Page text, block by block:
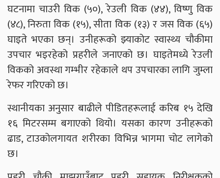
घटनामा चाउरी विक (५०), रेउली विक (४४), विष्णु विक
(४८), निरुता विक (१५), सीता विक (१३) र जस विक (६५)
घाइते भएका छन्। उनीहरूको झ्याकोट स्वास्थ्य चौकीमा
उपचार भइरहेको प्रहरीले जनाएको छ। घाइतेमध्ये रेउली
विकको अवस्था गम्भीर रहेकाले थप उपचारका लागि जुम्ला
रेफर गरिएको छ।
स्थानीयका अनुसार बाढीले पीडितहरूलाई करिब १५ देखि
१६ मिटरसम्म बगाएको थियो। यसका कारण उनीहरूको
ढाड, टाउकोलगायत शरीरका विभिन्न भागमा चोट लागेको
छ।